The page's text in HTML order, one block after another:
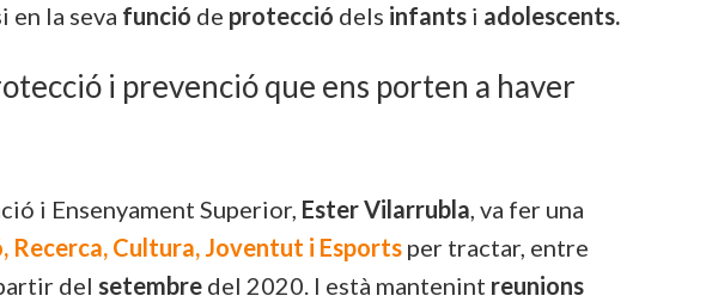
en la seva funció de protecció dels infants i adolescents.
i prevenció que ens porten a haver
i Ensenyament Superior, Ester Vilarrubla, va fer una
Recerca, Cultura, Joventut i Esports per tractar, entre
del setembre del 2020. I està mantenint reunions